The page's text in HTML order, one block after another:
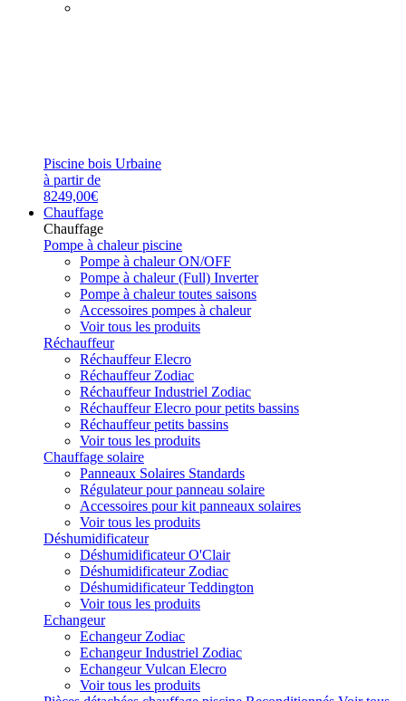
Piscine bois Urbaine
à partir de
8249,00€
Chauffage
Chauffage
Pompe à chaleur piscine
Pompe à chaleur ON/OFF
Pompe à chaleur (Full) Inverter
Pompe à chaleur toutes saisons
Accessoires pompes à chaleur
Voir tous les produits
Réchauffeur
Réchauffeur Elecro
Réchauffeur Zodiac
Réchauffeur Industriel Zodiac
Réchauffeur Elecro pour petits bassins
Réchauffeur petits bassins
Voir tous les produits
Chauffage solaire
Panneaux Solaires Standards
Régulateur pour panneau solaire
Accessoires pour kit panneaux solaires
Voir tous les produits
Déshumidificateur
Déshumidificateur O'Clair
Déshumidificateur Zodiac
Déshumidificateur Teddington
Voir tous les produits
Echangeur
Echangeur Zodiac
Echangeur Industriel Zodiac
Echangeur Vulcan Elecro
Voir tous les produits